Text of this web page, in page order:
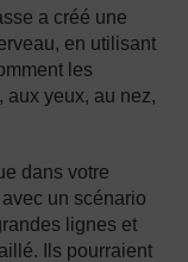
a créé une
en utilisant
les
aux yeux, au nez,
dans votre
un scénario
lignes et
Ils pourraient